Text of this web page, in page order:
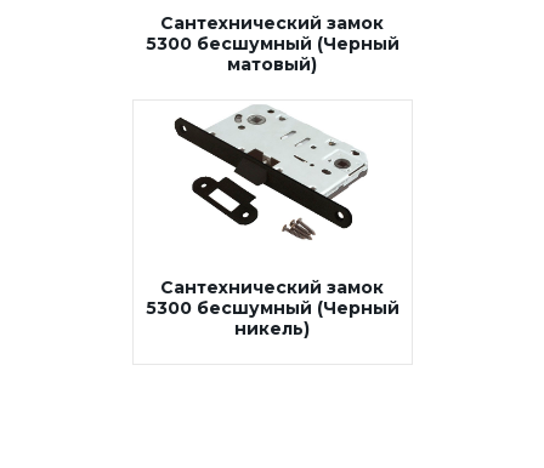
Сантехнический замок
5300 бесшумный (Черный
матовый)
Сантехнический замок
5300 бесшумный (Черный
никель)